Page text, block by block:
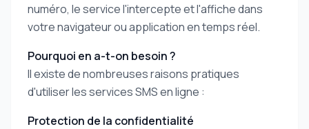
numéro, le service l'intercepte et l'affiche dans
votre navigateur ou application en temps réel.
Pourquoi en a-t-on besoin ?
Il existe de nombreuses raisons pratiques
d'utiliser les services SMS en ligne :
Protection de la confidentialité